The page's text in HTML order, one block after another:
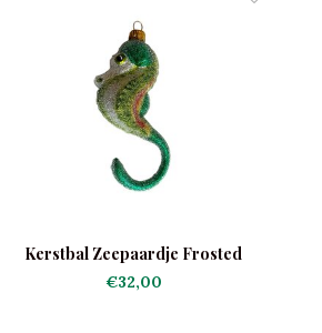
Kerstbal Zeepaardje Frosted
€32,00